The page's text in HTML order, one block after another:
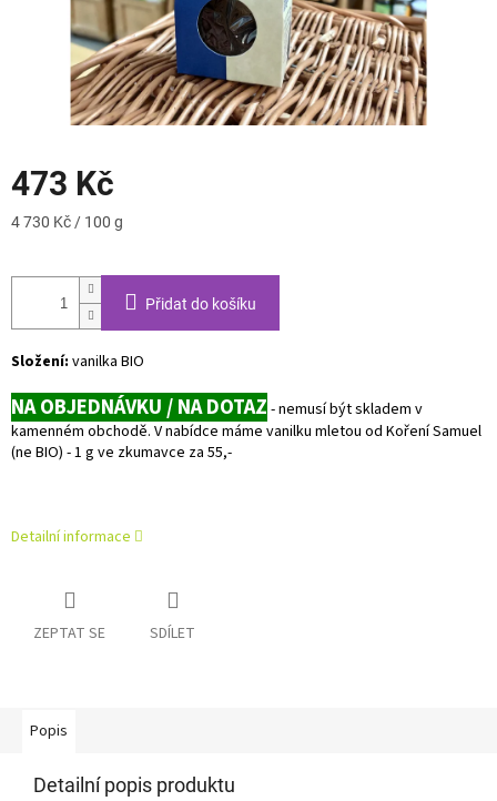
473 Kč
Měrná
4 730 Kč / 100 g
Přidat do košíku
Složení: vanilka BIO
NA OBJEDNÁVKU / NA DOTAZ - nemusí být skladem v
kamenném obchodě. V nabídce máme vanilku mletou od Koření Samuel
(ne BIO) - 1 g ve zkumavce za 55,-
Detailní informace
ZEPTAT SE SDÍLET
Popis
Detailní popis produktu